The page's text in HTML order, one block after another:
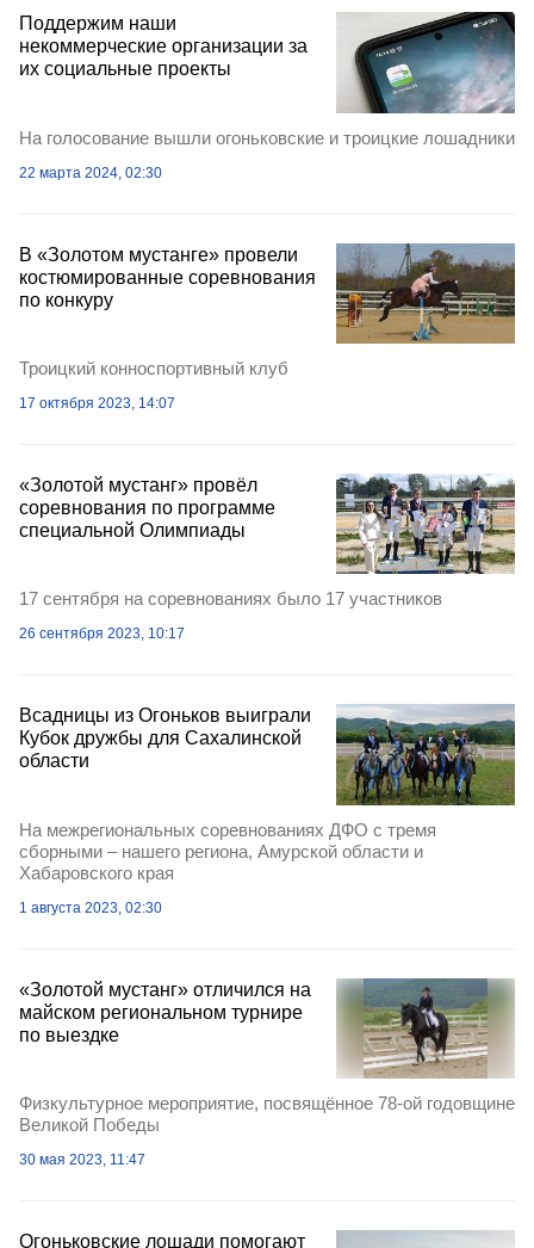
Поддержим наши
некоммерческие организации за
их социальные проекты
На голосование вышли огоньковские и троицкие лошадники
22 марта 2024, 02:30
В «Золотом мустанге» провели
костюмированные соревнования
по конкуру
Троицкий конноспортивный клуб
17 октября 2023, 14:07
«Золотой мустанг» провёл
соревнования по программе
специальной Олимпиады
17 сентября на соревнованиях было 17 участников
26 сентября 2023, 10:17
Всадницы из Огоньков выиграли
Кубок дружбы для Сахалинской
области
На межрегиональных соревнованиях ДФО с тремя
сборными – нашего региона, Амурской области и
Хабаровского края
1 августа 2023, 02:30
«Золотой мустанг» отличился на
майском региональном турнире
по выездке
Физкультурное мероприятие, посвящённое 78-ой годовщине
Великой Победы
30 мая 2023, 11:47
Огоньковские лошади помогают